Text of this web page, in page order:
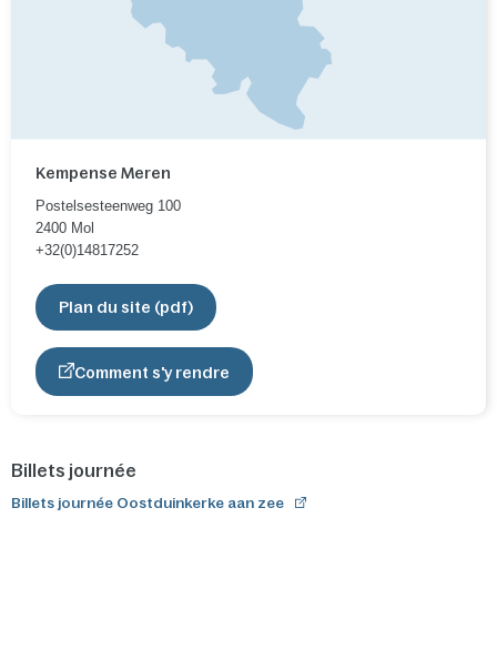
Kempense Meren
Postelsesteenweg 100
2400 Mol
+32(0)14817252
Plan du site (pdf)
Comment s'y rendre
Billets journée
Billets journée Oostduinkerke aan zee